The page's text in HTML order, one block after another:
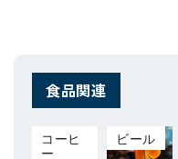
食品関連
コーヒ
ー
ビール